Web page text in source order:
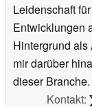
Leidenschaft
Entwicklungen
Hintergrund als
mir darüber
dieser Branche.
Kontakt: